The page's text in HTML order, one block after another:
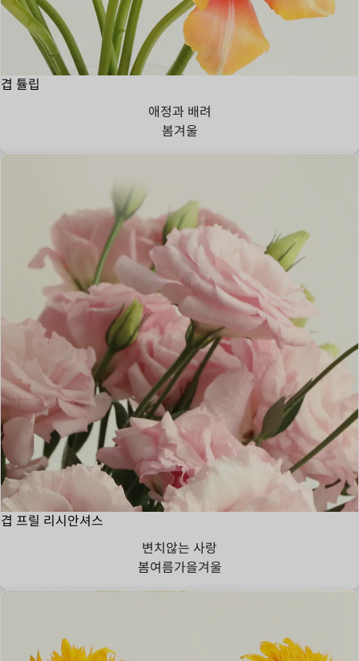
겹 튤립
애정과 배려
봄겨울
겹 프릴 리시안셔스
변치않는 사랑
봄여름가을겨울